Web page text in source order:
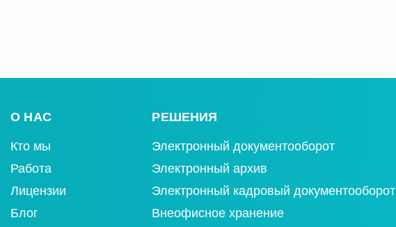
О НАС
Кто мы
Работа
Лицензии
Блог
РЕШЕНИЯ
Электронный документооборот
Электронный архив
Электронный кадровый документооборот
Внеофисное хранение